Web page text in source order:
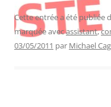
Cette entrée a été publiée
marquée avecassistant,
03/05/2011 par Michael